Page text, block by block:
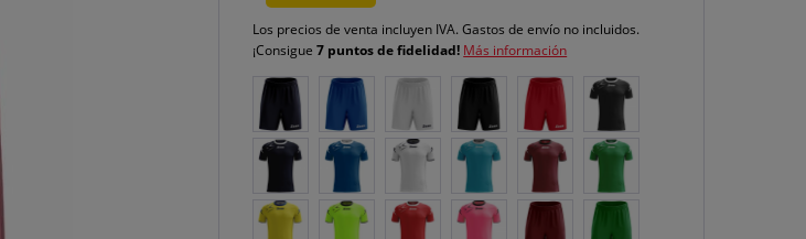
Los precios de venta incluyen IVA.Gastos de envío no incluidos.
¡Consigue7 puntos de fidelidad! Más información